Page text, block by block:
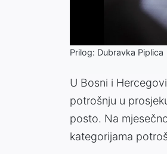
Prilog: Dubravka Piplica
U Bosni i
potrošnju u
posto. Na
kategorijama